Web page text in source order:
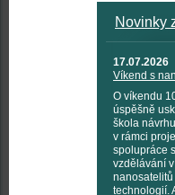
Novinky
17.07.2026
Víkend s
O víkendu
úspěšně
škola
v rámci
spolupráce
vzdělávání
technologií.